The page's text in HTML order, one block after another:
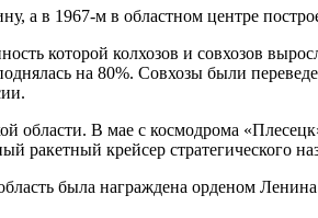
в 1967-м в областном центре
которой колхозов и совхозов
на 80%. Совхозы были
области. В мае с космодрома
крейсер стратегического
была награждена орденом